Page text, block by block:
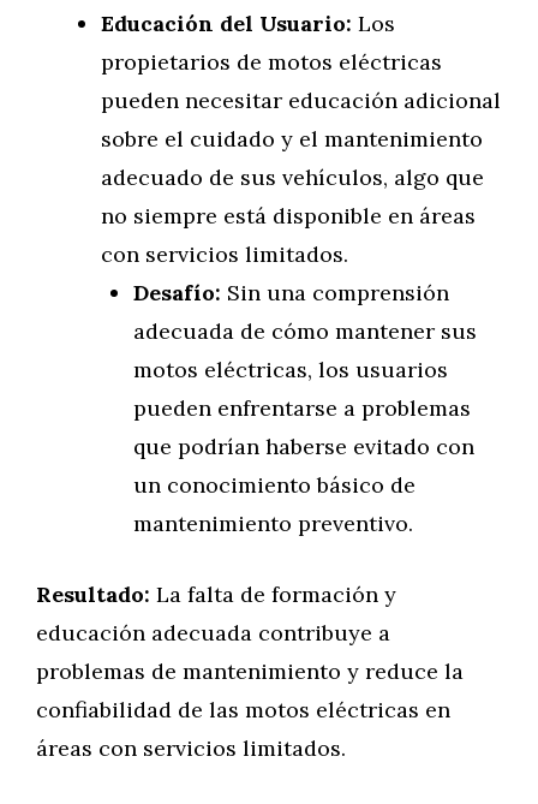
Educación del Usuario: Los
propietarios de motos eléctricas
pueden necesitar educación adicional
sobre el cuidado y el mantenimiento
adecuado de sus vehículos, algo que
no siempre está disponible en áreas
con servicios limitados.
Desafío: Sin una comprensión
adecuada de cómo mantener sus
motos eléctricas, los usuarios
pueden enfrentarse a problemas
que podrían haberse evitado con
un conocimiento básico de
mantenimiento preventivo.
Resultado: La falta de formación y
educación adecuada contribuye a
problemas de mantenimiento y reduce la
confiabilidad de las motos eléctricas en
áreas con servicios limitados.